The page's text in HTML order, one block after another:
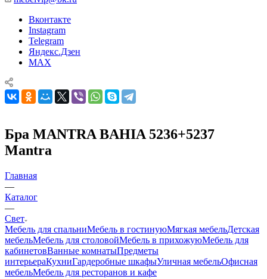
Вконтакте
Instagram
Telegram
Яндекс.Дзен
MAX
Бра MANTRA BAHIA 5236+5237
Mantra
Главная
—
Каталог
—
Свет
Мебель для спальниМебель в гостинуюМягкая мебельДетская
мебельМебель для столовойМебель в прихожуюМебель для
кабинетовВанные комнатыПредметы
интерьераКухниГардеробные шкафыУличная мебельОфисная
мебельМебель для ресторанов и кафе